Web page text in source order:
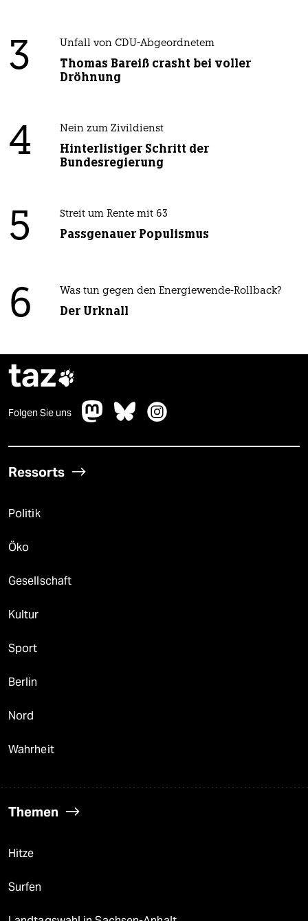
3 Unfall von CDU-Abgeordnetem
Thomas Bareiß crasht bei voller
Dröhnung
4 Nein zum Zivildienst
Hinterlistiger Schritt der
Bundesregierung
5 Streit um Rente mit 63
Passgenauer Populismus
6 Was tun gegen den Energiewende-Rollback?
Der Urknall
taz
Folgen Sie uns
Ressorts
Politik
Öko
Gesellschaft
Kultur
Sport
Berlin
Nord
Wahrheit
Themen
Hitze
Surfen